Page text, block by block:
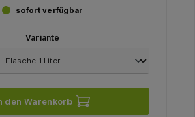
sofort verfügbar
Variante
den Warenkorb